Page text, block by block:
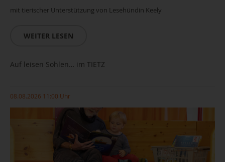
mit tierischer Unterstützung von Lesehündin Keely
WEITER LESEN
Auf leisen Sohlen… im TIETZ
08.08.2026 11:00 Uhr